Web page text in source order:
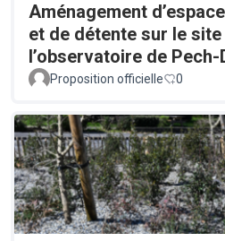
Aménagement
et de détente sur le site
l’observatoire de Pech-
Proposition officielle 0